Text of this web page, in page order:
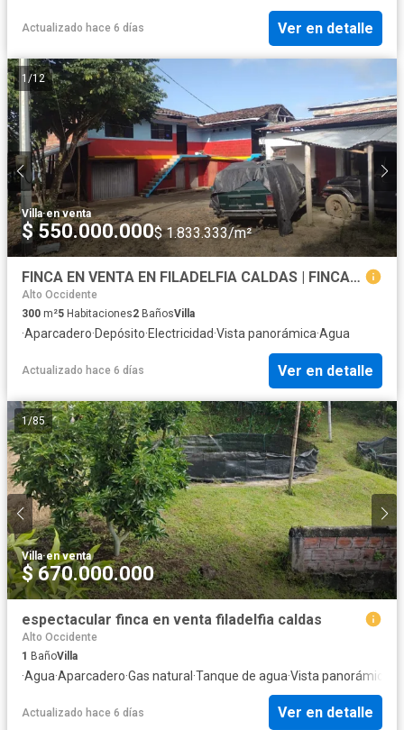
Actualizado hace 6 días Ver en detalle
1 /12
Villa·en venta
$ 550.000.000$ 1.833.333/m²
FINCA EN VENTA EN FILADELFIA CALDAS | FINCAS EN VENTA
Alto Occidente
300 m²5 Habitaciones2 BañosVilla
·Aparcadero·Depósito·Electricidad·Vista panorámica·Agua
Actualizado hace 6 días Ver en detalle
1/85
Villa·en venta
$ 670.000.000
espectacular finca en venta filadelfia caldas
Alto Occidente
1 BañoVilla
·Agua·Aparcadero·Gas natural ·Tanque de agua·Vista panorámica
Actualizado hace 6 días Ver en detalle